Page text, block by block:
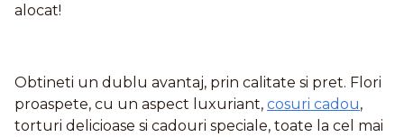
alocat!
Obtineti un dublu avantaj, prin calitate si pret. Flori
proaspete, cu un aspect luxuriant, cosuri cadou,
torturi delicioase si cadouri speciale, toate la cel mai